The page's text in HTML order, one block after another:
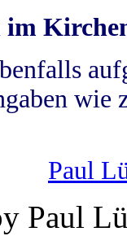
im
wie
Paul
Paul